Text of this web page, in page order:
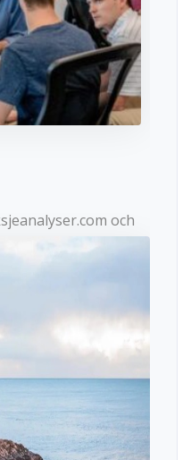
och